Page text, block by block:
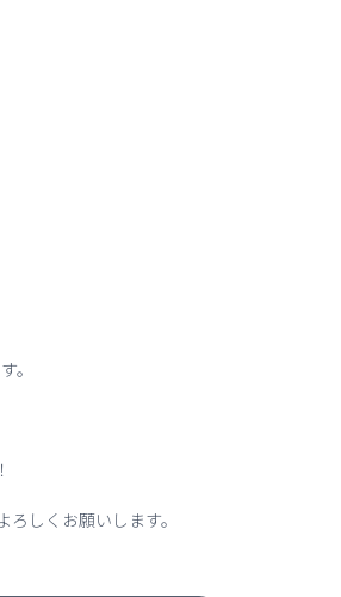
。
しくお願いします。